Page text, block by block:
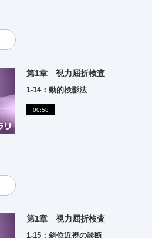
第1章 視力屈折検査
1-14：動的検影法
00:58
第1章 視力屈折検査
1-15：斜位近視の診断